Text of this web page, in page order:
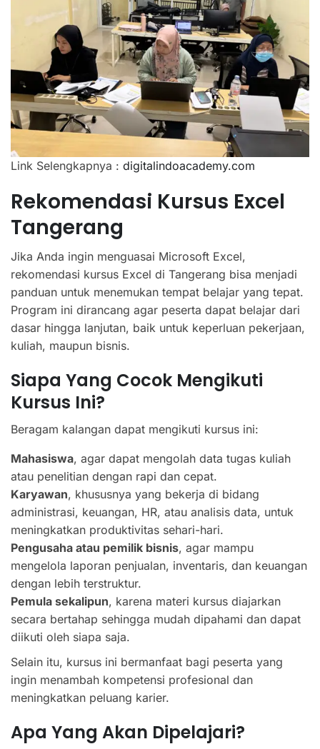
Link Selengkapnya : digitalindoacademy.com
Rekomendasi Kursus Excel
Tangerang
Jika Anda ingin menguasai Microsoft Excel,
rekomendasi kursus Excel di Tangerang bisa menjadi
panduan untuk menemukan tempat belajar yang tepat.
Program ini dirancang agar peserta dapat belajar dari
dasar hingga lanjutan, baik untuk keperluan pekerjaan,
kuliah, maupun bisnis.
Siapa Yang Cocok Mengikuti
Kursus Ini?
Beragam kalangan dapat mengikuti kursus ini:
Mahasiswa, agar dapat mengolah data tugas kuliah
atau penelitian dengan rapi dan cepat.
Karyawan, khususnya yang bekerja di bidang
administrasi, keuangan, HR, atau analisis data, untuk
meningkatkan produktivitas sehari-hari.
Pengusaha atau pemilik bisnis, agar mampu
mengelola laporan penjualan, inventaris, dan keuangan
dengan lebih terstruktur.
Pemula sekalipun, karena materi kursus diajarkan
secara bertahap sehingga mudah dipahami dan dapat
diikuti oleh siapa saja.
Selain itu, kursus ini bermanfaat bagi peserta yang
ingin menambah kompetensi profesional dan
meningkatkan peluang karier.
Apa Yang Akan Dipelajari?